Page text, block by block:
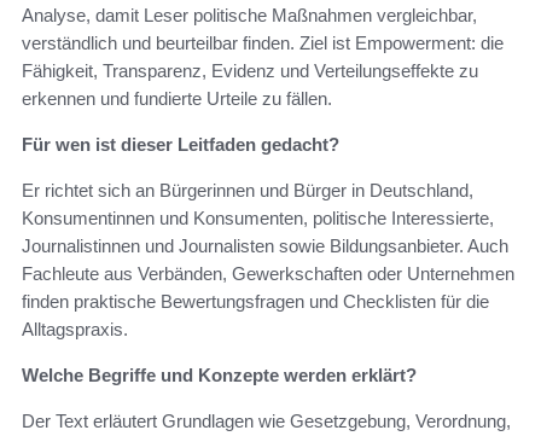
Analyse, damit Leser politische Maßnahmen vergleichbar,
verständlich und beurteilbar finden. Ziel ist Empowerment: die
Fähigkeit, Transparenz, Evidenz und Verteilungseffekte zu
erkennen und fundierte Urteile zu fällen.
Für wen ist dieser Leitfaden gedacht?
Er richtet sich an Bürgerinnen und Bürger in Deutschland,
Konsumentinnen und Konsumenten, politische Interessierte,
Journalistinnen und Journalisten sowie Bildungsanbieter. Auch
Fachleute aus Verbänden, Gewerkschaften oder Unternehmen
finden praktische Bewertungsfragen und Checklisten für die
Alltagspraxis.
Welche Begriffe und Konzepte werden erklärt?
Der Text erläutert Grundlagen wie Gesetzgebung, Verordnung,